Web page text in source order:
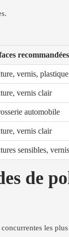
recommandées
vernis,
vernis clair
automobile
vernis clair
sensibles,
de
les